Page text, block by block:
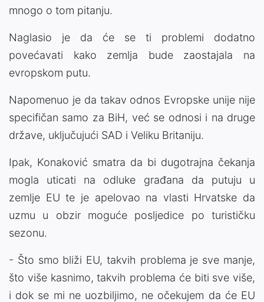
mnogo o tom pitanju.
Naglasio je da će se ti problemi dodatno
povećavati kako zemlja bude zaostajala na
evropskom putu.
Napomenuo je da takav odnos Evropske unije nije
specifičan samo za BiH, već se odnosi i na druge
države, uključujući SAD i Veliku Britaniju.
Ipak, Konaković smatra da bi dugotrajna čekanja
mogla uticati na odluke građana da putuju u
zemlje EU te je apelovao na vlasti Hrvatske da
uzmu u obzir moguće posljedice po turističku
sezonu.
- Što smo bliži EU, takvih problema je sve manje,
što više kasnimo, takvih problema će biti sve više,
i dok se mi ne uozbiljimo, ne očekujem da će EU